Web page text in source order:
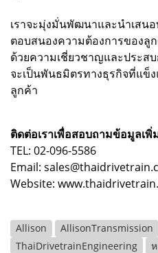
เราจะมุ่งมั่นพัฒนาและนำเสน
ตอบสนองความต้องการของลู
ด้วยความเชี่ยวชาญและประส
จะเป็นพันธมิตรทางธุรกิจที่แข็
ลูกค้า
ติดต่อเราเพื่อสอบถามข้อมูลเพิ่
TEL: 02-096-5586
Email:
Website:
Allison AllisonTransmission
ThaiDrivetrainEngineering